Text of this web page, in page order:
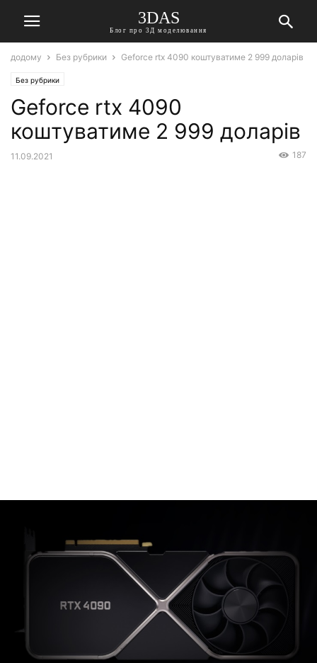
3DAS
Блог про 3Д моделювання
додому Без рубрики Geforce rtx 4090 коштуватиме 2 999 доларів
Без рубрики
Geforce rtx 4090
коштуватиме 2 999 доларів
11.09.2021 187